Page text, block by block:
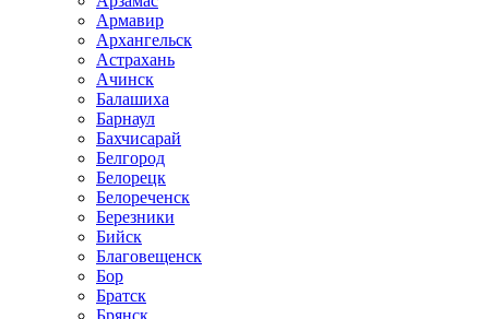
Армавир
Архангельск
Астрахань
Ачинск
Балашиха
Барнаул
Бахчисарай
Белгород
Белорецк
Белореченск
Березники
Бийск
Благовещенск
Бор
Братск
Брянск